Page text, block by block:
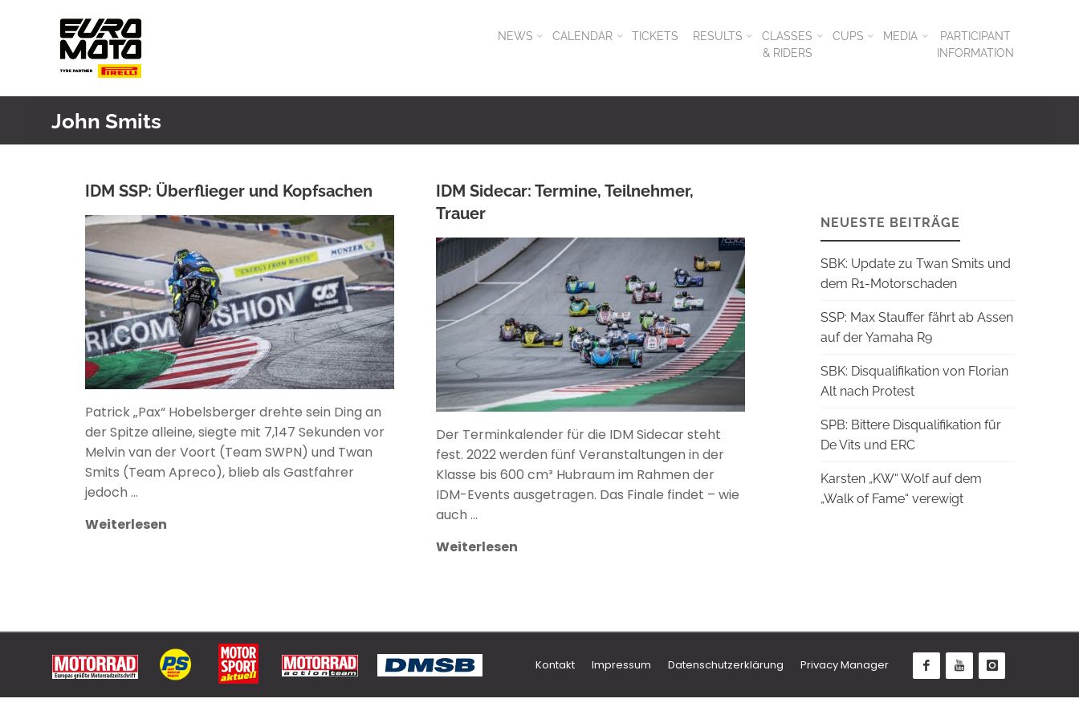
NEWS CALENDAR TICKETS RESULTS
CLASSES
& RIDERS
CUPS MEDIA
PARTICIPANT
INFORMATION
John Smits
IDM SSP: Überflieger und Kopfsachen
ANKE WIECZOREK
Patrick „Pax“ Hobelsberger drehte sein Ding an
der Spitze alleine, siegte mit 7,147 Sekunden vor
Melvin van der Voort (Team SWPN) und Twan
Smits (Team Apreco), blieb als Gastfahrer
jedoch …
Weiterlesen
IDM Sidecar: Termine, Teilnehmer,
Trauer
ANKE WIECZOREK
Der Terminkalender für die IDM Sidecar steht
fest. 2022 werden fünf Veranstaltungen in der
Klasse bis 600 cm³ Hubraum im Rahmen der
IDM-Events ausgetragen. Das Finale findet – wie
auch …
Weiterlesen
NEUESTE BEITRÄGE
SBK: Update zu Twan Smits und
dem R1-Motorschaden
SSP: Max Stauffer fährt ab Assen
auf der Yamaha R9
SBK: Disqualifikation von Florian
Alt nach Protest
SPB: Bittere Disqualifikation für
De Vits und ERC
Karsten „KW“ Wolf auf dem
„Walk of Fame“ verewigt
Kontakt Impressum Datenschutzerklärung Privacy Manager